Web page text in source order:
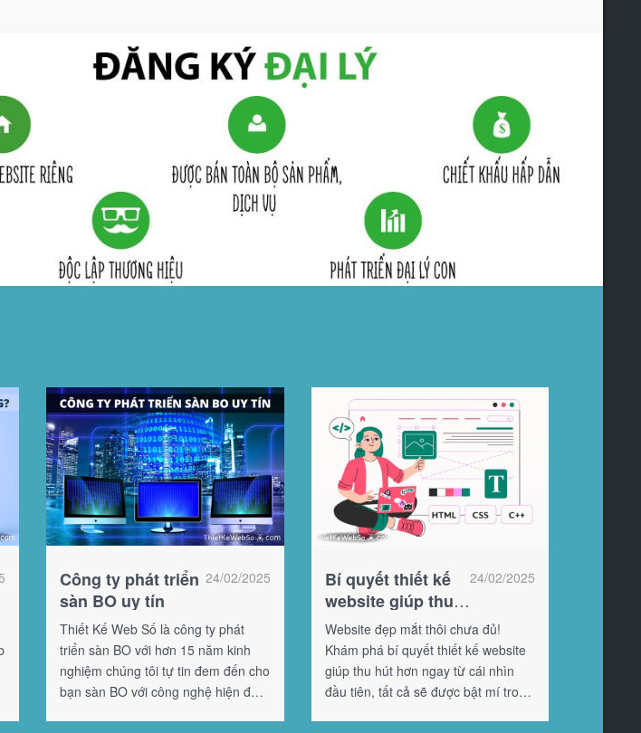
24/02/2025
Công ty phát triển
sàn BO uy tín
Thiết Kế Web Số là công ty phát
triển sàn BO với hơn 15 năm kinh
nghiệm chúng tôi tự tin đem đến cho
bạn sàn BO với công nghệ hiện đại,
24/02/2025
Bí quyết thiết kế
website giúp thu
hút hơn
Website đẹp mắt thôi chưa đủ!
Khám phá bí quyết thiết kế website
giúp thu hút hơn ngay từ cái nhìn
đầu tiên, tất cả sẽ được bật mí trong